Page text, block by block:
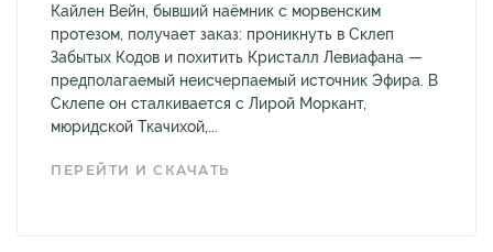
Кайлен Вейн, бывший наёмник с морвенским
протезом, получает заказ: проникнуть в Склеп
Забытых Кодов и похитить Кристалл Левиафана —
предполагаемый неисчерпаемый источник Эфира. В
Склепе он сталкивается с Лирой Моркант,
мюридской Ткачихой,...
ПЕРЕЙТИ И СКАЧАТЬ